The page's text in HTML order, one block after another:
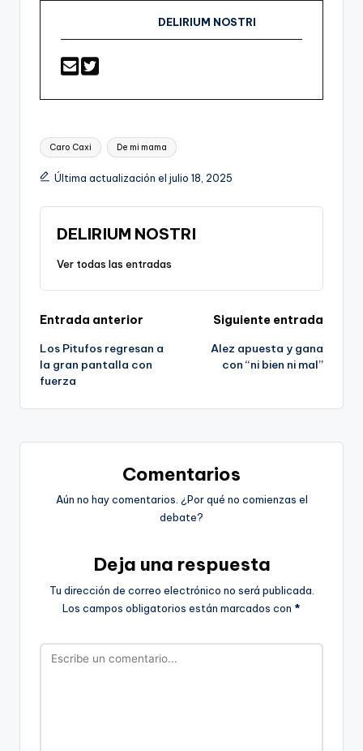
DELIRIUM NOSTRI
Etiquetas:
Caro Caxi De mi mama
Última actualización el julio 18, 2025
DELIRIUM NOSTRI
Ver todas las entradas
Navegación
de
entradas
Entrada anterior
Los Pitufos regresan a
la gran pantalla con
fuerza
Siguiente entrada
Alez apuesta y gana
con “ni bien ni mal”
Comentarios
Aún no hay comentarios. ¿Por qué no comienzas el
debate?
Deja una respuesta
Tu dirección de correo electrónico no será publicada.
Los campos obligatorios están marcados con *